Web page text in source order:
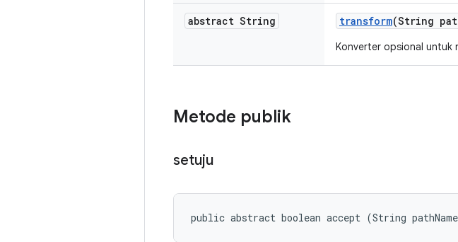
abstract String transform(String
Konverter opsional untuk
Metode publik
setuju
public abstract boolean accept (String